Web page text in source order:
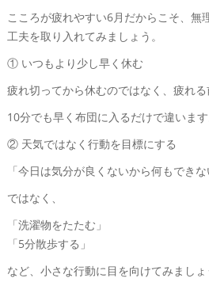
こころが疲れやすい6月だからこそ、無
工夫を取り入れてみましょう。
① いつもより少し早く休む
疲れ切ってから休むのではなく、疲れる
10分でも早く布団に入るだけで違います
② 天気ではなく行動を目標にする
「今日は気分が良くないから何もできな
ではなく、
「洗濯物をたたむ」
「5分散歩する」
など、小さな行動に目を向けてみましょ